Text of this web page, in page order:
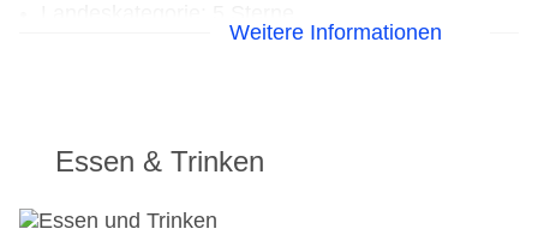
Weitere Informationen
Essen & Trinken